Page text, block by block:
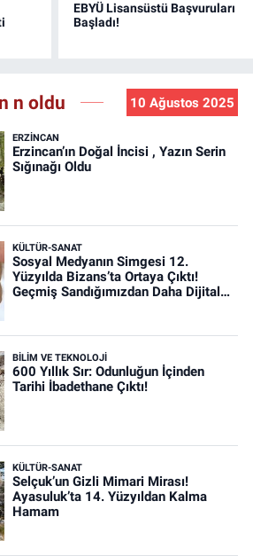
EBYÜ Lisansüstü Başvuruları
Başladı!
n oldu 10 Ağustos 2025
ERZINCAN
Erzincan’ın Doğal İncisi , Yazın Serin
Sığınağı Oldu
KÜLTÜR-SANAT
Sosyal Medyanın Simgesi 12.
Yüzyılda Bizans’ta Ortaya Çıktı!
Geçmiş Sandığımızdan Daha Dijital
BİLİM VE TEKNOLOJİ
600 Yıllık Sır: Odunluğun İçinden
Tarihi İbadethane Çıktı!
KÜLTÜR-SANAT
Selçuk’un Gizli Mimari Mirası!
Ayasuluk’ta 14. Yüzyıldan Kalma
Hamam